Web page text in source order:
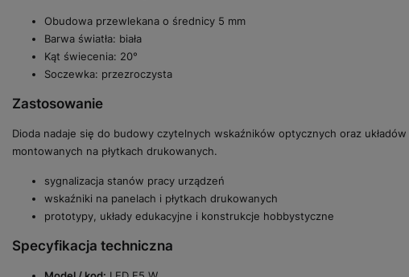
Obudowa przewlekana o średnicy 5 mm
Barwa światła: biała
Kąt świecenia: 20°
Soczewka: przezroczysta
Zastosowanie
Dioda nadaje się do budowy czytelnych wskaźników optycznych oraz
montowanych na płytkach drukowanych.
sygnalizacja stanów pracy urządzeń
wskaźniki na panelach i płytkach drukowanych
prototypy, układy edukacyjne i konstrukcje hobbystyczne
Specyfikacja techniczna